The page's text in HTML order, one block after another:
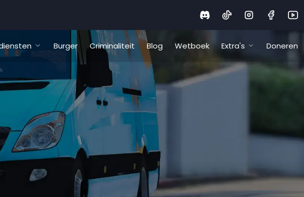
Burger Criminaliteit Blog Wetboek Extra's Doneren